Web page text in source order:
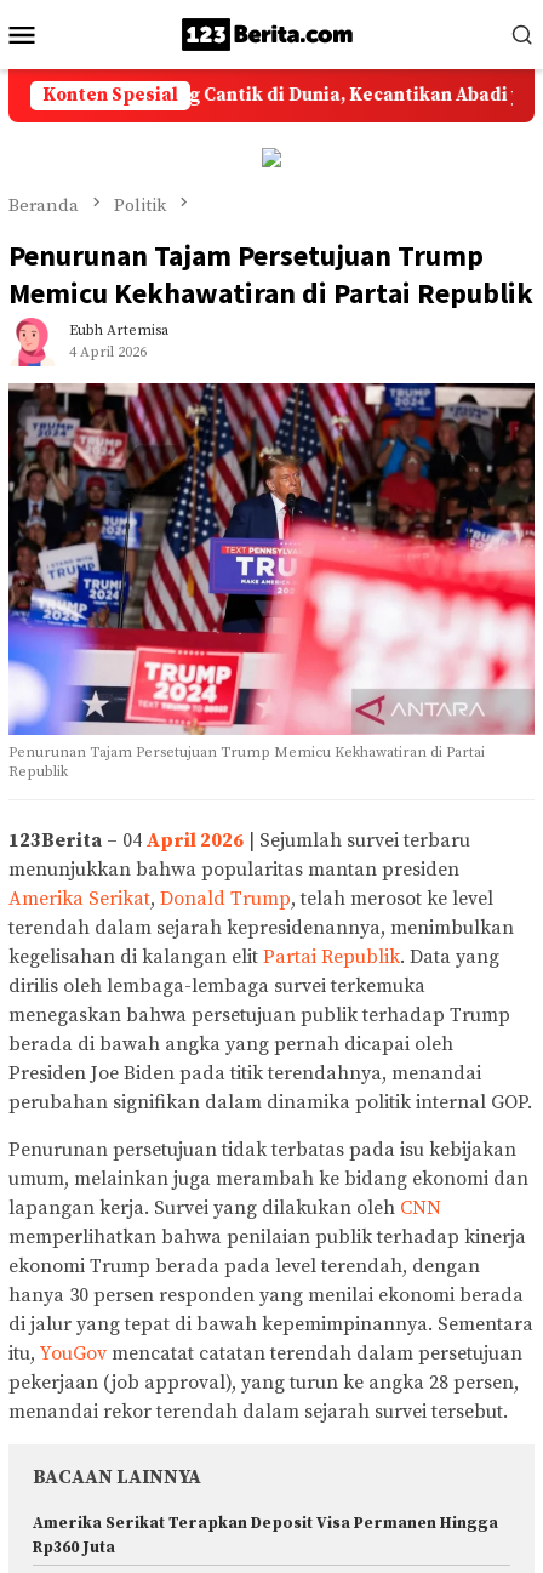
ke
kontenMobile
Konten Spesial
Paling Cantik di Dunia, Kecantikan Abadi yang Memikat
Beranda Politik
Penurunan Tajam Persetujuan Trump
Memicu Kekhawatiran di Partai Republik
Eubh Artemisa
4 April 2026
Penurunan Tajam Persetujuan Trump Memicu Kekhawatiran di Partai
Republik
123Berita – 04 April 2026 | Sejumlah survei terbaru
menunjukkan bahwa popularitas mantan presiden
Amerika Serikat, Donald Trump, telah merosot ke level
terendah dalam sejarah kepresidenannya, menimbulkan
kegelisahan di kalangan elit Partai Republik. Data yang
dirilis oleh lembaga-lembaga survei terkemuka
menegaskan bahwa persetujuan publik terhadap Trump
berada di bawah angka yang pernah dicapai oleh
Presiden Joe Biden pada titik terendahnya, menandai
perubahan signifikan dalam dinamika politik internal GOP.
Penurunan persetujuan tidak terbatas pada isu kebijakan
umum, melainkan juga merambah ke bidang ekonomi dan
lapangan kerja. Survei yang dilakukan oleh CNN
memperlihatkan bahwa penilaian publik terhadap kinerja
ekonomi Trump berada pada level terendah, dengan
hanya 30 persen responden yang menilai ekonomi berada
di jalur yang tepat di bawah kepemimpinannya. Sementara
itu, YouGov mencatat catatan terendah dalam persetujuan
pekerjaan (job approval), yang turun ke angka 28 persen,
menandai rekor terendah dalam sejarah survei tersebut.
BACAAN LAINNYA
Amerika Serikat Terapkan Deposit Visa Permanen Hingga
Rp360 Juta